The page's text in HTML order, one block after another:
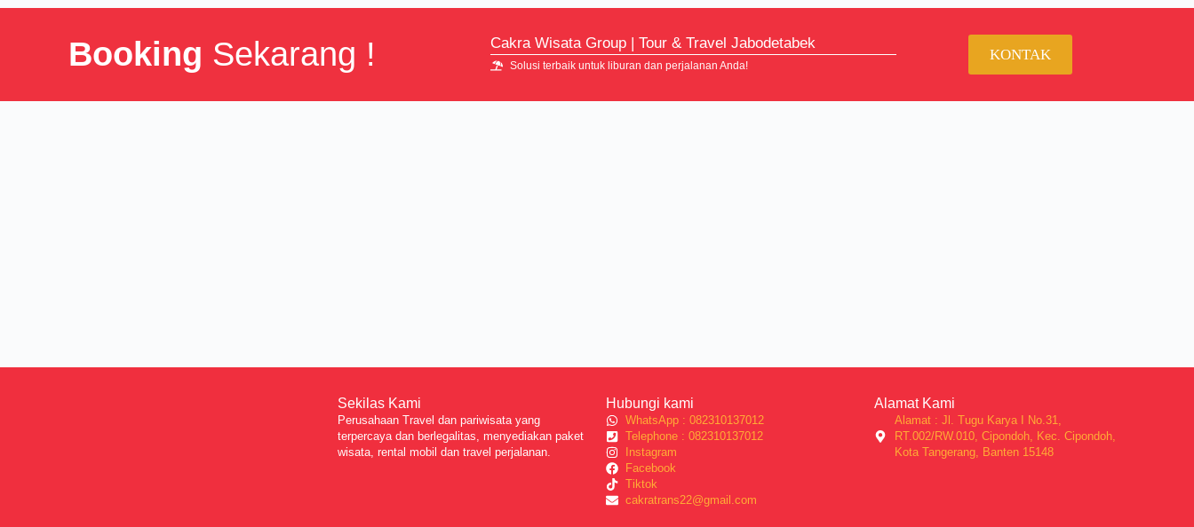
Booking Sekarang ! Cakra Wisata Group | Tour & Travel Jabodetabek
Solusi terbaik untuk liburan dan perjalanan Anda!
KONTAK
Sekilas Kami
Perusahaan Travel dan pariwisata yang
terpercaya dan berlegalitas, menyediakan paket
wisata, rental mobil dan travel perjalanan.
Hubungi kami
WhatsApp : 082310137012
Telephone : 082310137012
Instagram
Facebook
Tiktok
cakratrans22@gmail.com
Alamat Kami
Alamat : Jl. Tugu Karya I No.31,
RT.002/RW.010, Cipondoh, Kec. Cipondoh,
Kota Tangerang, Banten 15148